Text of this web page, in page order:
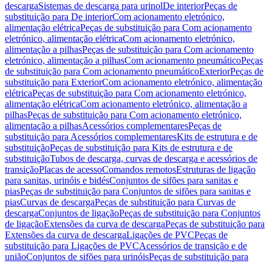
descargaSistemas de descarga para urinolDe interiorPeças de
substituição para De interiorCom acionamento eletrónico,
alimentação elétricaPeças de substituição para Com acionamento
eletrónico, alimentação elétricaCom acionamento eletrónico,
alimentação a pilhasPeças de substituição para Com acionamento
eletrónico, alimentação a pilhasCom acionamento pneumáticoPeças
de substituição para Com acionamento pneumáticoExteriorPeças de
substituição para ExteriorCom acionamento eletrónico, alimentação
elétricaPeças de substituição para Com acionamento eletrónico,
alimentação elétricaCom acionamento eletrónico, alimentação a
pilhasPeças de substituição para Com acionamento eletrónico,
alimentação a pilhasAcessórios complementaresPeças de
substituição para Acessórios complementaresKits de estrutura e de
substituiçãoPeças de substituição para Kits de estrutura e de
substituiçãoTubos de descarga, curvas de descarga e acessórios de
transiçãoPlacas de acessoComandos remotosEstruturas de ligação
para sanitas, urinóis e bidésConjuntos de sifões para sanitas e
piasPeças de substituição para Conjuntos de sifões para sanitas e
piasCurvas de descargaPeças de substituição para Curvas de
descargaConjuntos de ligaçãoPeças de substituição para Conjuntos
de ligaçãoExtensões da curva de descargaPeças de substituição para
Extensões da curva de descargaLigações de PVCPeças de
substituição para Ligações de PVCAcessórios de transição e de
uniãoConjuntos de sifões para urinóisPeças de substituição para